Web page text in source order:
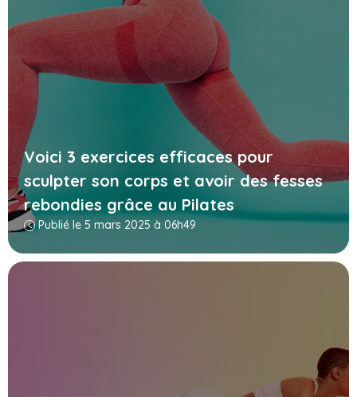
Voici 3 exercices efficaces pour
sculpter son corps et avoir des fesses
rebondies grâce au Pilates
Publié le 5 mars 2025 à 06h49